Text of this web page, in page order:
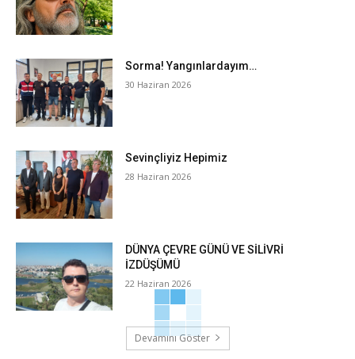
Sorma! Yangınlardayım…
30 Haziran 2026
Sevinçliyiz Hepimiz
28 Haziran 2026
DÜNYA ÇEVRE GÜNÜ VE SİLİVRİ
İZDÜŞÜMÜ
22 Haziran 2026
Devamını Göster